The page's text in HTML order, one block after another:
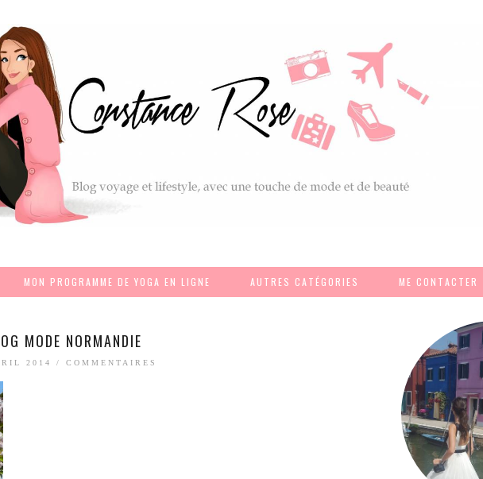
MON PROGRAMME DE YOGA EN LIGNE AUTRES CATÉGORIES ME CONTACTER
MODE NORMANDIE
2014 / COMMENTAIRES